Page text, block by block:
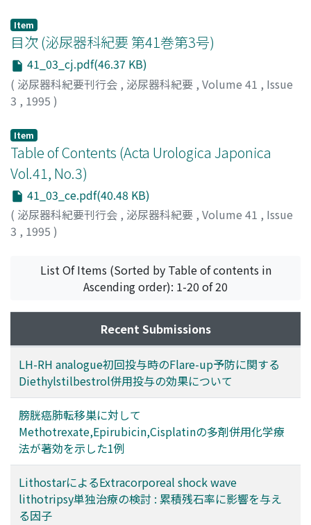
indwelling of urethral catheter. We discussed the
ileovesical fistula and the treatment of neurogenic
bladder in a patient of spina bifida.
Item
目次 (泌尿器科紀要 第41巻第3号)
41_03_cj.pdf(46.37 KB)
( 泌尿器科紀要刊行会 , 泌尿器科紀要 , Volume 41 , Issue
3 , 1995 )
Item
Table of Contents (Acta Urologica Japonica
Vol.41, No.3)
41_03_ce.pdf(40.48 KB)
( 泌尿器科紀要刊行会 , 泌尿器科紀要 , Volume 41 , Issue
3 , 1995 )
List Of Items (Sorted by Table of contents in
Ascending order): 1-20 of 20
Recent Submissions
LH-RH analogue初回投与時のFlare-up予防に関する
Diethylstilbestrol併用投与の効果について
膀胱癌肺転移巣に対して
Methotrexate,Epirubicin,Cisplatinの多剤併用化学療
法が著効を示した1例
LithostarによるExtracorporeal shock wave
lithotripsy単独治療の検討 : 累積残石率に影響を与え
る因子